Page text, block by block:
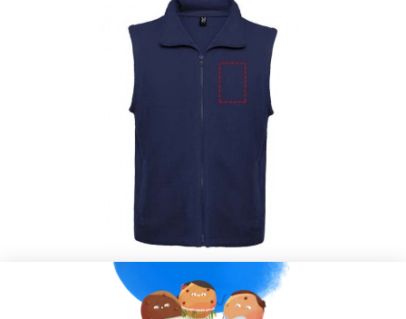
Gilet en polaire unisexe...
Gilet en polaire unisexe Bellagio Gilet polaire avec col polo